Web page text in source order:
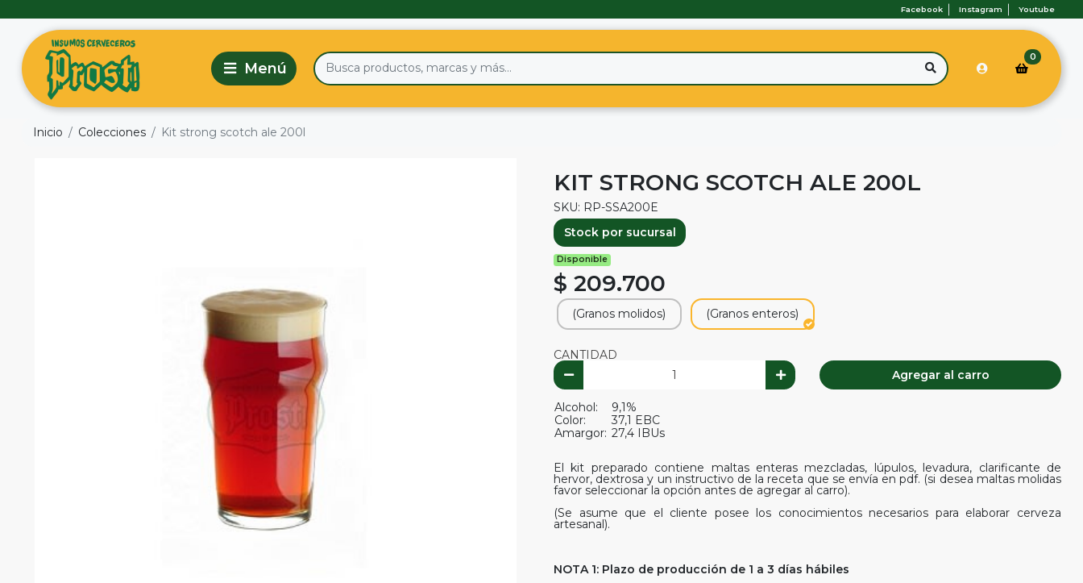
Facebook Instagram Youtube
0
Inicio Colecciones Kit strong scotch ale 200l
KIT STRONG SCOTCH ALE 200L
SKU: RP-SSA200E
Stock por sucursal
Disponible
$ 209.700
(Granos molidos) (Granos enteros)
CANTIDAD
Agregar al carro
Alcohol:
9,1%
Color:
37,1 EBC
Amargor: 27,4 IBUs
El kit preparado contiene maltas enteras mezcladas, lúpulos, levadura, clarificante de
hervor, dextrosa y un instructivo de la receta que se envía en pdf. (si desea maltas molidas
favor seleccionar la opción antes de agregar al carro).
(Se asume que el cliente posee los conocimientos necesarios para elaborar cerveza
artesanal).
NOTA 1: Plazo de producción de 1 a 3 días hábiles